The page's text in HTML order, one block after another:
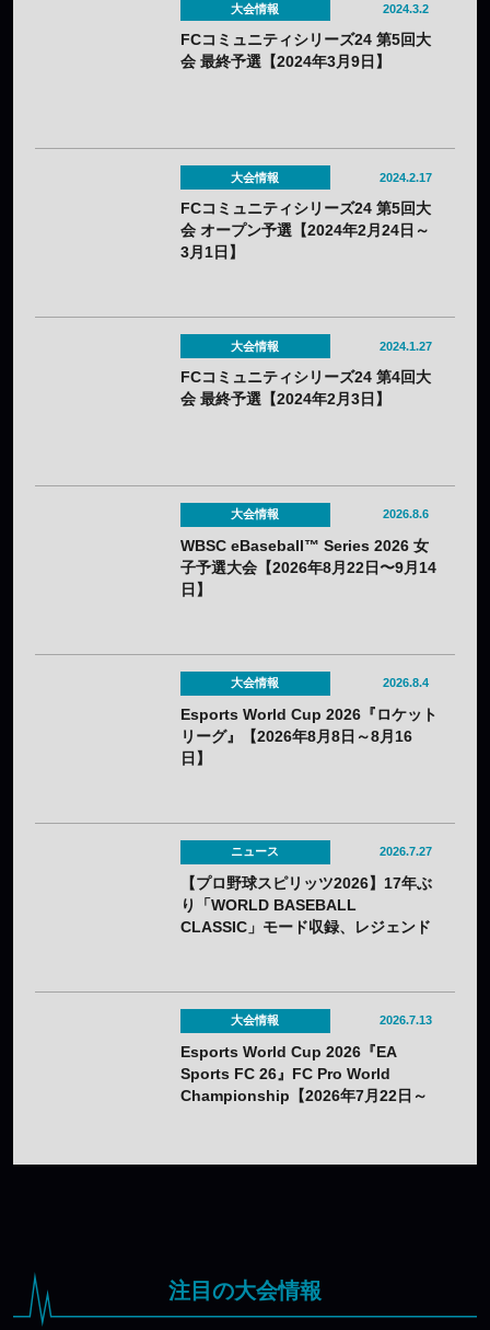
大会情報 2024.3.2
FCコミュニティシリーズ24 第5回大
会 最終予選【2024年3月9日】
大会情報 2024.2.17
FCコミュニティシリーズ24 第5回大
会 オープン予選【2024年2月24日～
3月1日】
大会情報 2024.1.27
FCコミュニティシリーズ24 第4回大
会 最終予選【2024年2月3日】
大会情報 2026.8.6
WBSC eBaseball™ Series 2026 女
子予選大会【2026年8月22日〜9月14
日】
大会情報 2026.8.4
Esports World Cup 2026『ロケット
リーグ』【2026年8月8日～8月16
日】
ニュース 2026.7.27
【プロ野球スピリッツ2026】17年ぶ
り「WORLD BASEBALL
CLASSIC」モード収録、レジェンド
大会情報 2026.7.13
Esports World Cup 2026『EA
Sports FC 26』FC Pro World
Championship【2026年7月22日～
注目の大会情報